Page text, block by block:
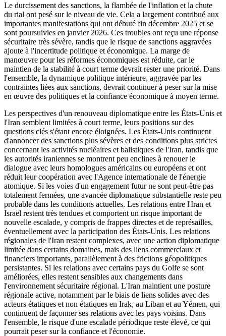
Le durcissement des sanctions, la flambée de l'inflation et la chute
du rial ont pesé sur le niveau de vie. Cela a largement contribué aux
importantes manifestations qui ont débuté fin décembre 2025 et se
sont poursuivies en janvier 2026. Ces troubles ont reçu une réponse
sécuritaire très sévère, tandis que le risque de sanctions aggravées
ajoute à l'incertitude politique et économique. La marge de
manœuvre pour les réformes économiques est réduite, car le
maintien de la stabilité à court terme devrait rester une priorité. Dans
l'ensemble, la dynamique politique intérieure, aggravée par les
contraintes liées aux sanctions, devrait continuer à peser sur la mise
en œuvre des politiques et la confiance économique à moyen terme.
Les perspectives d'un renouveau diplomatique entre les États-Unis et
l'Iran semblent limitées à court terme, leurs positions sur des
questions clés s'étant encore éloignées. Les États-Unis continuent
d'annoncer des sanctions plus sévères et des conditions plus strictes
concernant les activités nucléaires et balistiques de l'Iran, tandis que
les autorités iraniennes se montrent peu enclines à renouer le
dialogue avec leurs homologues américains ou européens et ont
réduit leur coopération avec l'Agence internationale de l'énergie
atomique. Si les voies d'un engagement futur ne sont peut-être pas
totalement fermées, une avancée diplomatique substantielle reste peu
probable dans les conditions actuelles. Les relations entre l'Iran et
Israël restent très tendues et comportent un risque important de
nouvelle escalade, y compris de frappes directes et de représailles,
éventuellement avec la participation des États-Unis. Les relations
régionales de l'Iran restent complexes, avec une action diplomatique
limitée dans certains domaines, mais des liens commerciaux et
financiers importants, parallèlement à des frictions géopolitiques
persistantes. Si les relations avec certains pays du Golfe se sont
améliorées, elles restent sensibles aux changements dans
l'environnement sécuritaire régional. L'Iran maintient une posture
régionale active, notamment par le biais de liens solides avec des
acteurs étatiques et non étatiques en Irak, au Liban et au Yémen, qui
continuent de façonner ses relations avec les pays voisins. Dans
l'ensemble, le risque d'une escalade périodique reste élevé, ce qui
pourrait peser sur la confiance et l'économie.